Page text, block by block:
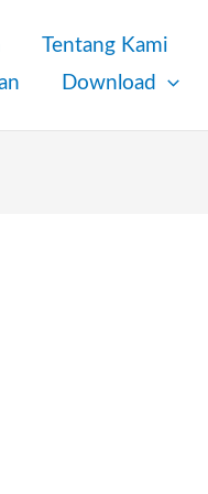
Tentang Kami
Download